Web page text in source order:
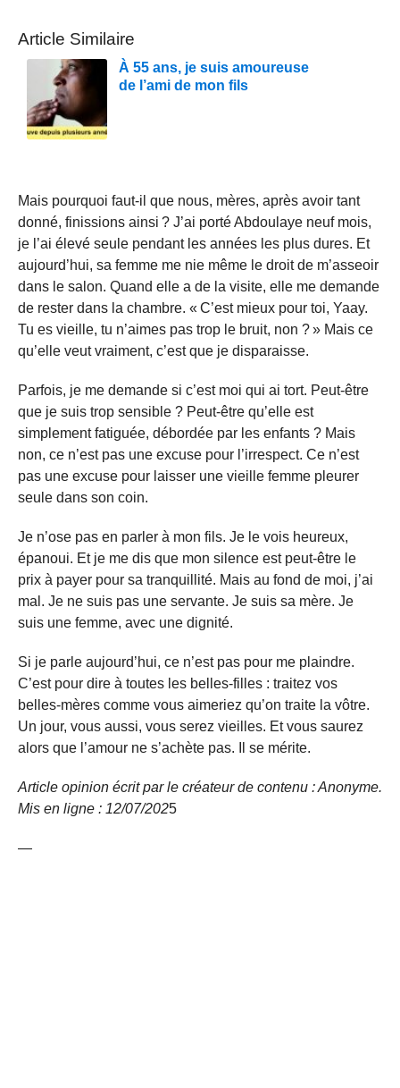
Article Similaire
À 55 ans, je suis amoureuse
de l’ami de mon fils
Mais pourquoi faut-il que nous, mères, après avoir tant
donné, finissions ainsi ? J’ai porté Abdoulaye neuf mois,
je l’ai élevé seule pendant les années les plus dures. Et
aujourd’hui, sa femme me nie même le droit de m’asseoir
dans le salon. Quand elle a de la visite, elle me demande
de rester dans la chambre. « C’est mieux pour toi, Yaay.
Tu es vieille, tu n’aimes pas trop le bruit, non ? » Mais ce
qu’elle veut vraiment, c’est que je disparaisse.
Parfois, je me demande si c’est moi qui ai tort. Peut-être
que je suis trop sensible ? Peut-être qu’elle est
simplement fatiguée, débordée par les enfants ? Mais
non, ce n’est pas une excuse pour l’irrespect. Ce n’est
pas une excuse pour laisser une vieille femme pleurer
seule dans son coin.
Je n’ose pas en parler à mon fils. Je le vois heureux,
épanoui. Et je me dis que mon silence est peut-être le
prix à payer pour sa tranquillité. Mais au fond de moi, j’ai
mal. Je ne suis pas une servante. Je suis sa mère. Je
suis une femme, avec une dignité.
Si je parle aujourd’hui, ce n’est pas pour me plaindre.
C’est pour dire à toutes les belles-filles : traitez vos
belles-mères comme vous aimeriez qu’on traite la vôtre.
Un jour, vous aussi, vous serez vieilles. Et vous saurez
alors que l’amour ne s’achète pas. Il se mérite.
Article opinion écrit par le créateur de contenu : Anonyme.
Mis en ligne : 12/07/2025
—